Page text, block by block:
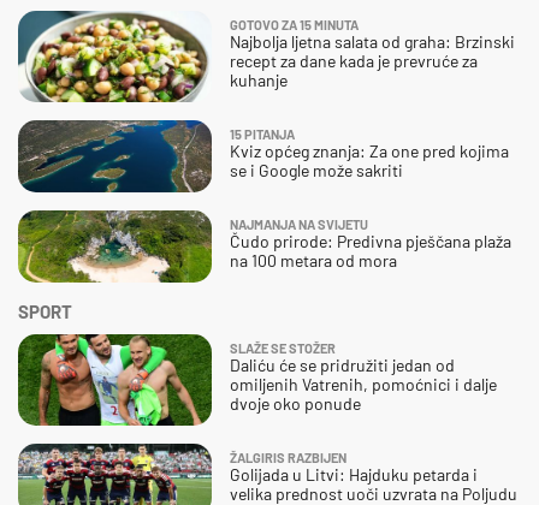
SPORT
SLAŽE SE STOŽER
Daliću će se pridružiti jedan od
omiljenih Vatrenih, pomoćnici i dalje
dvoje oko ponude
ŽALGIRIS RAZBIJEN
Golijada u Litvi: Hajduku petarda i
velika prednost uoči uzvrata na Poljudu
GOTOVO ZA 15 MINUTA
Najbolja ljetna salata od graha: Brzinski
recept za dane kada je prevruće za
kuhanje
15 PITANJA
Kviz općeg znanja: Za one pred kojima
se i Google može sakriti
NAJMANJA NA SVIJETU
Čudo prirode: Predivna pješčana plaža
na 100 metara od mora